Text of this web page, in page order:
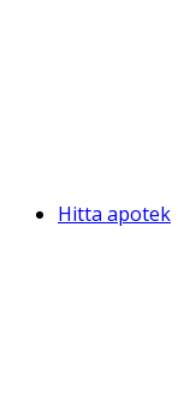
Hitta apotek